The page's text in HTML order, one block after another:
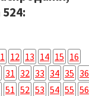
12 13 14 15 16
31 32 33 34 35 36
51 52 53 54 55 56